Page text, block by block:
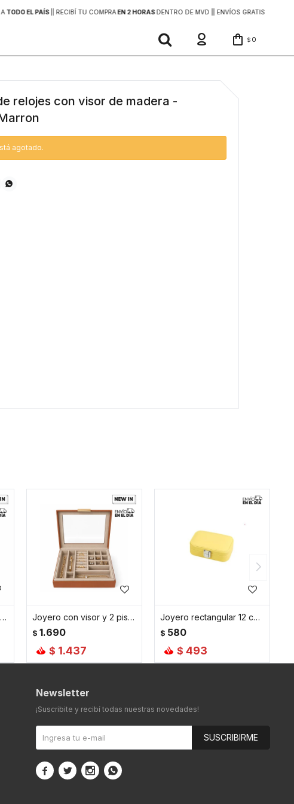
A TODO EL PAÍS | RECIBÍ TU COMPRAEN 2 HORASDENTRO DE MVD | | ENVÍOS GRATIS
$ 0
relojes con visor de madera -
agotado.

Joyero rectangular con hebilla - Grande 25x16x6cm - Marron Joyero con visor y 2 pisos - 23x19x9cm - Marron
$ 1.690
$ 1.437
Joyero rectangular 12 cm x 7 cm x 4 cm - Amarillo
$ 580
$ 493
Newsletter
¡Suscribite y recibí todas nuestras novedades!
SUSCRIBIRME
   